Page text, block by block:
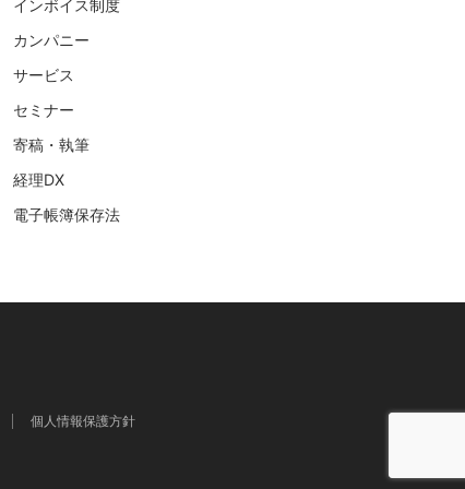
インボイス制度
カンパニー
サービス
セミナー
寄稿・執筆
経理DX
電子帳簿保存法
個人情報保護方針